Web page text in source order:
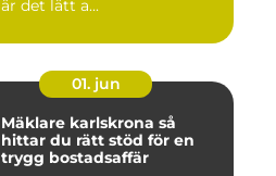
är det lätt a...
01. jun
Mäklare karlskrona så
hittar du rätt stöd för en
trygg bostadsaffär